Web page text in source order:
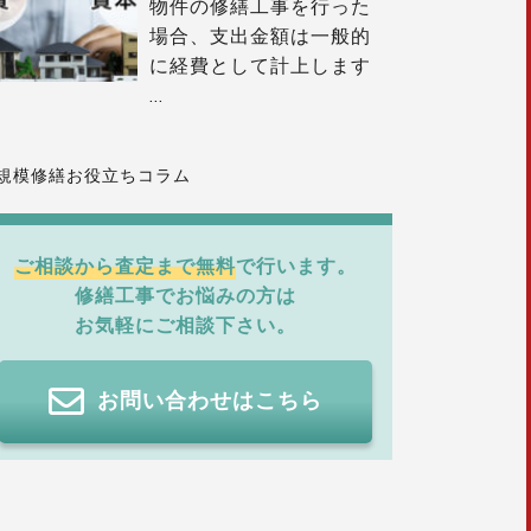
物件の修繕工事を行った
場合、支出金額は一般的
に経費として計上します
…
模修繕お役立ちコラム
ご相談から査定まで無料で行います。
修繕工事でお悩みの方は
お気軽にご相談下さい。
お問い合わせはこちら